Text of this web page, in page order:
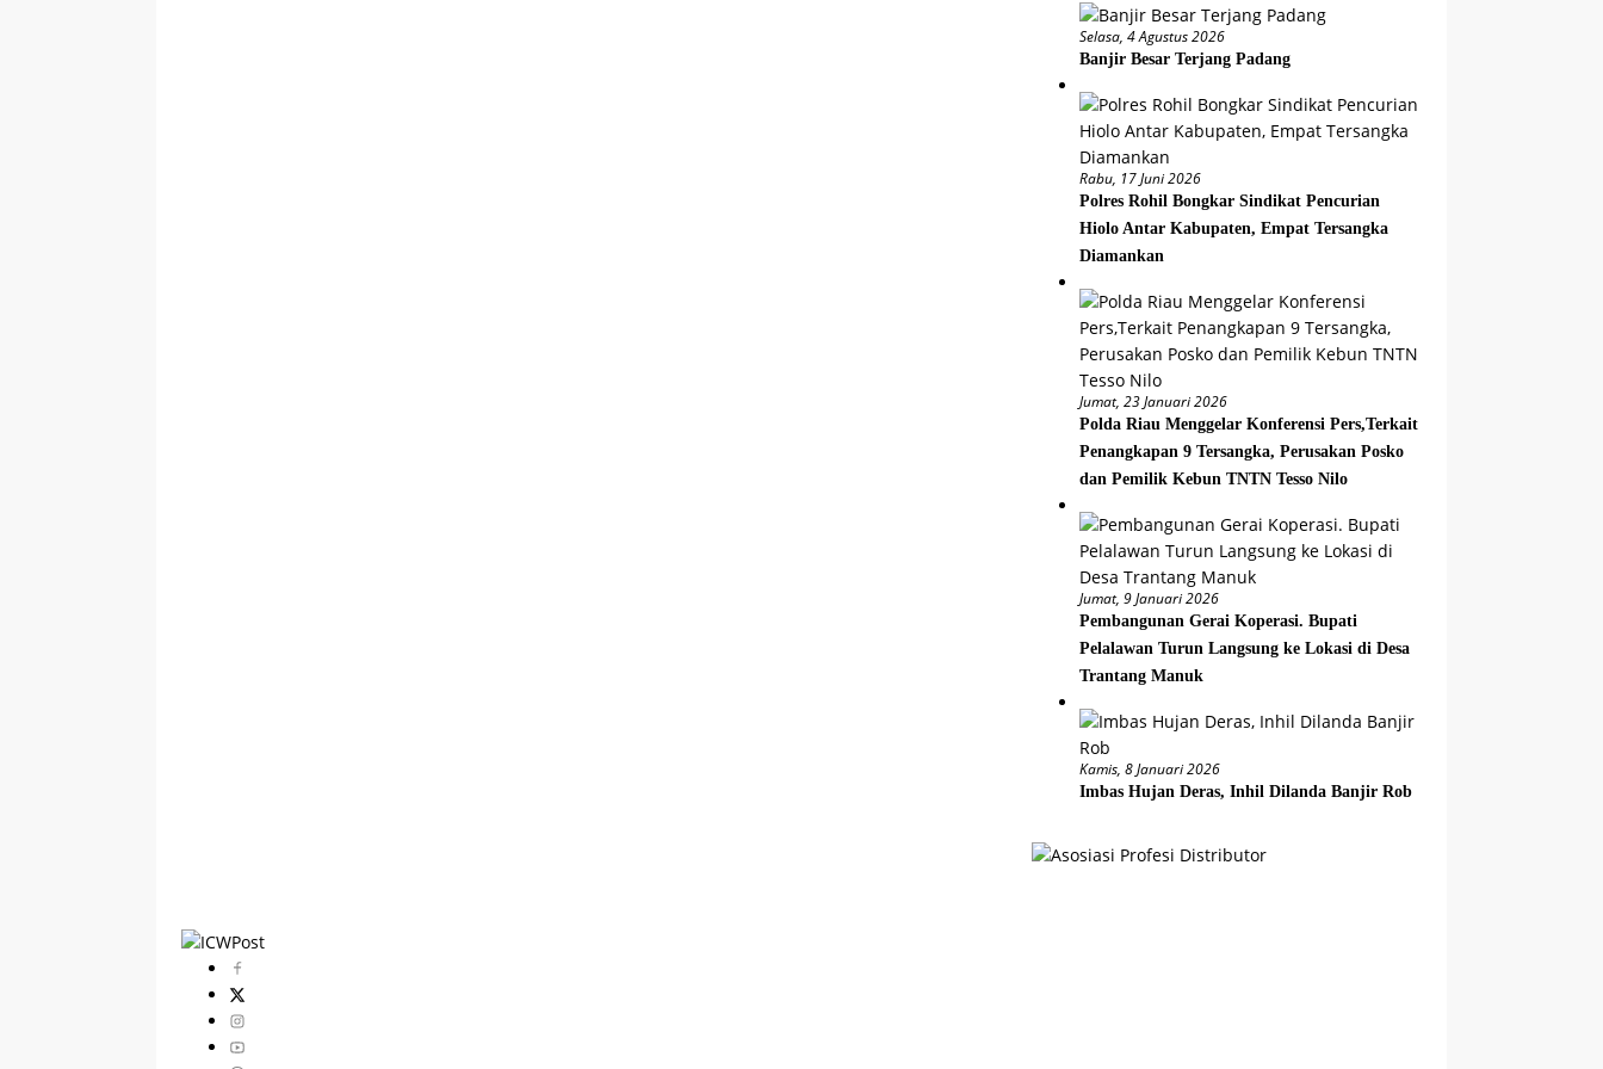
Selasa, 4 Agustus 2026
Banjir Besar Terjang Padang
Rabu, 17 Juni 2026
Polres Rohil Bongkar Sindikat Pencurian
Hiolo Antar Kabupaten, Empat Tersangka
Diamankan
Jumat, 23 Januari 2026
Polda Riau Menggelar Konferensi Pers,Terkait
Penangkapan 9 Tersangka, Perusakan Posko
dan Pemilik Kebun TNTN Tesso Nilo
Jumat, 9 Januari 2026
Pembangunan Gerai Koperasi. Bupati
Pelalawan Turun Langsung ke Lokasi di Desa
Trantang Manuk
Kamis, 8 Januari 2026
Imbas Hujan Deras, Inhil Dilanda Banjir Rob